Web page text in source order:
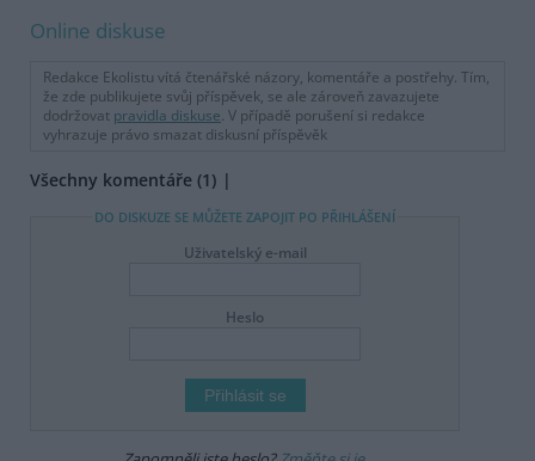
Online diskuse
Redakce Ekolistu vítá čtenářské názory, komentáře a postřehy. Tím,
že zde publikujete svůj příspěvek, se ale zároveň zavazujete
dodržovat pravidla diskuse. V případě porušení si redakce
vyhrazuje právo smazat diskusní příspěvěk
Všechny komentáře (1)
DO DISKUZE SE MŮŽETE ZAPOJIT PO PŘIHLÁŠENÍ
Uživatelský e-mail
Heslo